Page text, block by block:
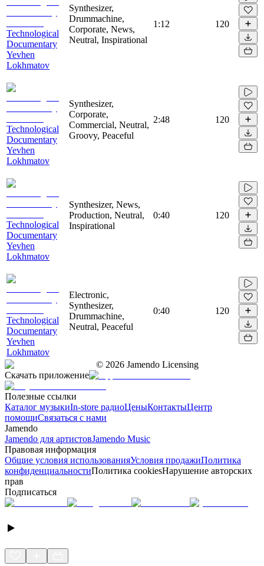
Technological
Documentary
Yevhen
Lokhmatov
Synthesizer,
Drummachine,
Corporate, News,
Neutral, Inspirational
1:12 120
Technological
Documentary
Yevhen
Lokhmatov
Synthesizer,
Corporate,
Commercial, Neutral,
Groovy, Peaceful
2:48 120
Technological
Documentary
Yevhen
Lokhmatov
Synthesizer, News,
Production, Neutral,
Inspirational
0:40 120
Technological
Documentary
Yevhen
Lokhmatov
Electronic,
Synthesizer,
Drummachine,
Neutral, Peaceful
0:40 120
© 2026 Jamendo Licensing
Скачать приложение
Полезные ссылки
Каталог музыкиIn-store радиоЦеныКонтактыЦентр
помощиСвязаться с нами
Jamendo
Jamendo для артистовJamendo Music
Правовая информация
Общие условия использованияУсловия продажиПолитика
конфиденциальностиПолитика cookiesНарушение авторских
прав
Подписаться